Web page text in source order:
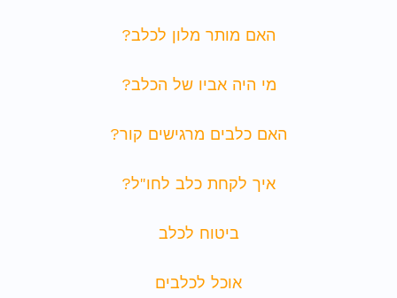
האם מותר מלון לכלב?
מי היה אביו של הכלב?
האם כלבים מרגישים קור?
איך לקחת כלב לחו"ל?
ביטוח לכלב
אוכל לכלבים